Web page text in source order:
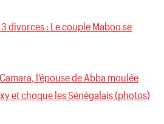
divorces : Le couple Maboo se
l’épouse de Abba moulée
et choque les Sénégalais (photos)